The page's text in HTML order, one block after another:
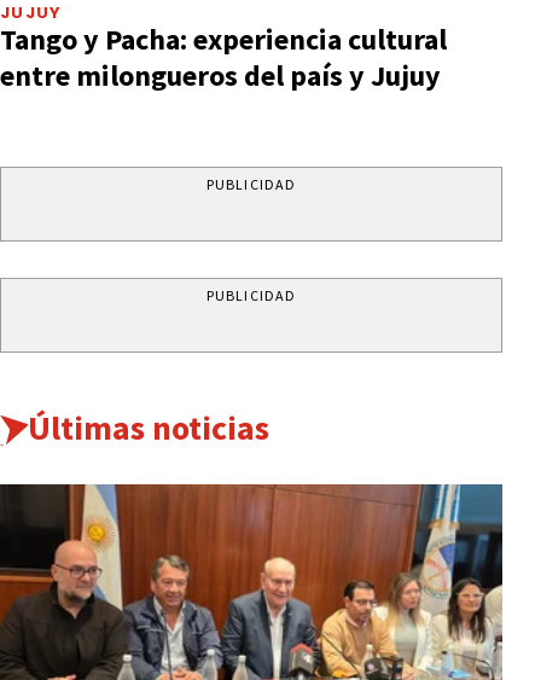
JUJUY
Tango y Pacha: experiencia cultural
entre milongueros del país y Jujuy
PUBLICIDAD
PUBLICIDAD
Últimas noticias